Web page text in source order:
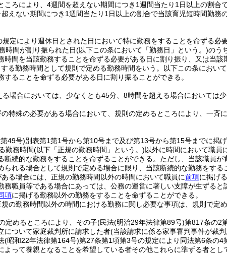
ろにより、4週間を超えない期間につき1週間当たり1日以上の割合
えない期間につき1週間当たり1日以上の割合で当該育児短時間勤務
規定により週休日とされた日において特に勤務をすることを命ずる必
時間が割り振られた日(以下この条において「勤務日」という。)のう
間を当該勤務することを命ずる必要がある日に割り振り、又は当
る勤務時間として規則で定める勤務時間をいう。以下この条におい
ることを命ずる必要がある日に割り振ることができる。
場合においては、少なくとも45分、8時間を超える場合においては
特殊の必要がある場合において、規則の定めるところにより、一斉
49号)別表第1第1号から第10号まで及び第13号から第15号までに掲
勤務時間(以下「正規の勤務時間」という。)以外に時間において職員
続的な勤務をすることを命ずることができる。 ただし、当該職員が
れる場合として規則で定める場合に限り、当該断続的な勤務をする
る場合には、正規の勤務時間以外の時間において職員に前項に掲げ
務職員等である場合にあっては、公務の運営に著しい支障が生ずる
項に掲げる勤務以外の勤務をすることを命ずることができる。
の勤務時間以外の時間における勤務に関し必要な事項は、規則で定め
定めるところにより、その子(民法(明治29年法律第89号)第817条の2
について家庭裁判所に請求した者(当該請求に係る家事審判事件が裁
(昭和22年法律第164号)第27条第1項第3号の規定により同法第6条の
って養親となることを希望している者その他これらに準ずる者と